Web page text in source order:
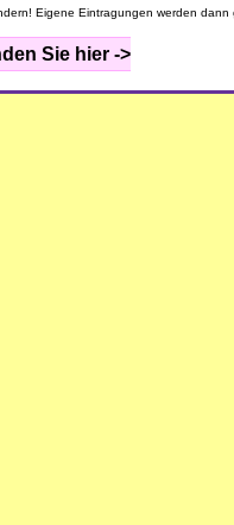
Eigene Eintragungen werden dann
Sie hier ->